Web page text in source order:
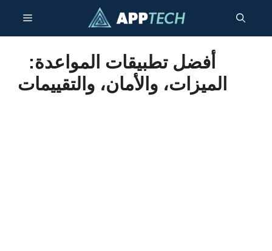
المحتوى
قائمة
أفضل تطبيقات المواعدة:
الميزات، والأمان، والتقييمات